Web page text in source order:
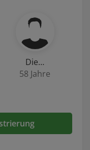
Die…
58 Jahre